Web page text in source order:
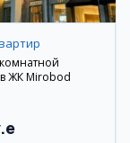
ЖК Mirobod